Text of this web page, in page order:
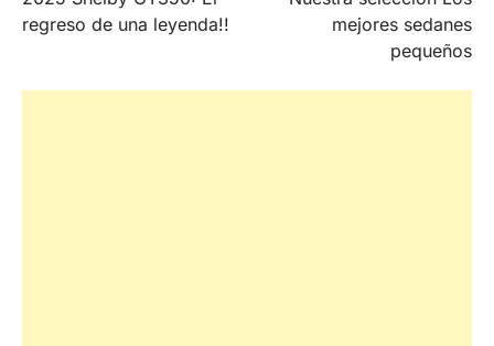
navigation
regreso de una leyenda!!
mejores sedanes
pequeños